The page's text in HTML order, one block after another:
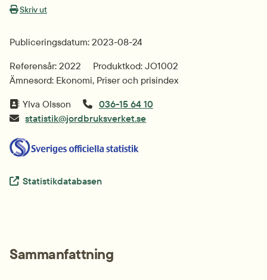
Skriv ut
Publiceringsdatum: 2023-08-24
Referensår: 2022
Produktkod: JO1002
Ämnesord: Ekonomi, Priser och prisindex
Ylva Olsson
036-15 64 10
statistik@jordbruksverket.se
Extern länk.
Statistikdatabasen
Sammanfattning